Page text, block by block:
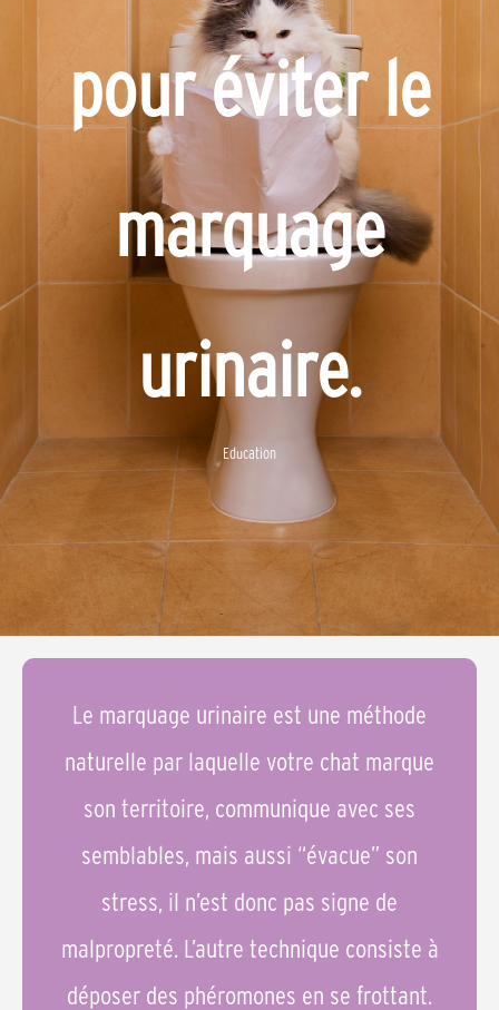
pour éviter le
marquage
urinaire.
Education
Le marquage urinaire est une méthode
naturelle par laquelle votre chat marque
son territoire, communique avec ses
semblables, mais aussi “évacue” son
stress, il n’est donc pas signe de
malpropreté. L’autre technique consiste à
déposer des phéromones en se frottant.